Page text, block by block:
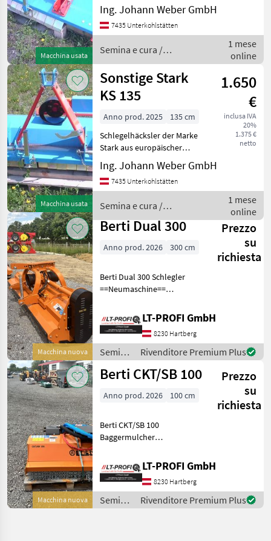
Macchina usata
Gelenkwelle,
Bedienungsanleitung,
Anbau Kat.1 und 2, Tipo di
martello: Mazza per trincia,
Ing. Johann Weber GmbH
7435 Unterkohlstätten
Semina e cura /
Sonstige
1 mese
online
Macchina usata
Sonstige Stark
KS 135
1.650
€
inclusa IVA
20%
1.375 €
netto
Anno prod. 2025
135 cm
Schlegelhäcksler der Marke
Stark aus europäischer
Produktion, Made by EU,
175 kg schwer, mit
Gelenkwelle, mit
martello: Mazza per trincia,
Ruota li
Ing. Johann Weber GmbH
7435 Unterkohlstätten
Semina e cura /
Sonstige
1 mese
online
Macchina nuova
Berti Dual 300
Prezzo
su
richiesta
Anno prod. 2026 300 cm
Berti Dual 300 Schlegler
==Neumaschine==
Dreipunktbock, Kat. II.
Mittiger Anbau. Doppeltes
Gehäuse. Mechanische
Seitenverschiebun
LT-PROFI GmbH
8230 Hartberg
Semina
e cura /
Berti
Rivenditore Premium Plus
Macchina nuova
Berti CKT/SB 100
Prezzo
su
richiesta
Anno prod. 2026 100 cm
Berti CKT/SB 100
Baggermulcher
Doppeltes Gehäuse. •
Seitlicher
Keilriemenantrieb. •
Höhenverstellbare
Stützwalze Ø 114 mm •
LT-PROFI GmbH
8230 Hartberg
Semina
e cura /
Rivenditore Premium Plus